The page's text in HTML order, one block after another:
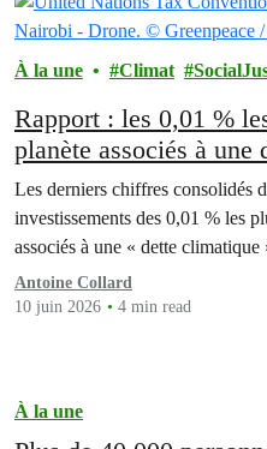
À la une Climat
Rapport : les 0,01 %
planète associés à une
annuelle de près de
Les derniers chiffres consolidés
investissements des 0,01 % les
associés à une « dette
Antoine Collard
10 juin 2026
4 min read
À la une